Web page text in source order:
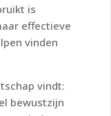
is
effectieve
vinden
vindt:
bewustzijn